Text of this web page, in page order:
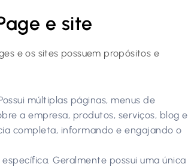
e site
e os sites possuem propósitos e
múltiplas páginas, menus de
a empresa, produtos, serviços, blog e
completa, informando e engajando o
Geralmente possui uma única